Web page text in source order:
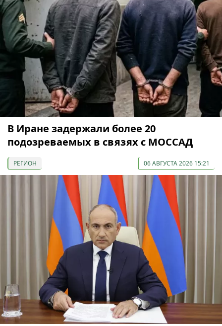
В Иране задержали более 20
подозреваемых в связях с МОССАД
РЕГИОН 06 АВГУСТА 2026 15:21